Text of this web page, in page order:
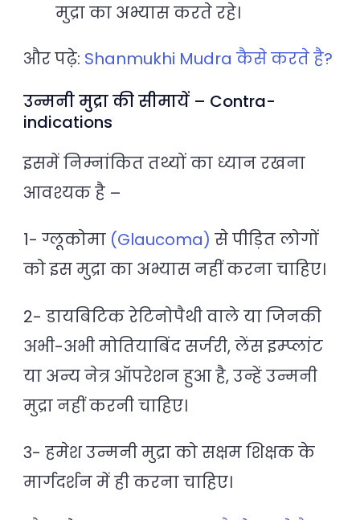
मुद्रा का अभ्यास करते रहे।
और पढ़े: Shanmukhi Mudra कैसे करते है?
उन्मनी मुद्रा की सीमायें – Contra-
indications
इसमें निम्नांकित तथ्यों का ध्यान रखना
आवश्यक है –
1- ग्लूकोमा (Glaucoma) से पीड़ित लोगों
को इस मुद्रा का अभ्यास नहीं करना चाहिए।
2- डायबिटिक रेटिनोपैथी वाले या जिनकी
अभी-अभी मोतियाबिंद सर्जरी, लेंस इम्प्लांट
या अन्य नेत्र ऑपरेशन हुआ है, उन्हें उन्मनी
मुद्रा नहीं करनी चाहिए।
3- हमेश उन्मनी मुद्रा को सक्षम शिक्षक के
मार्गदर्शन में ही करना चाहिए।